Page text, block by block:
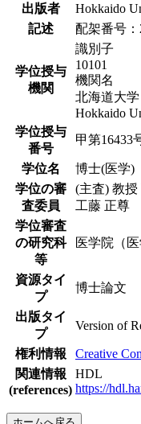
出版者
Hokkaido
記述
配架番号：
学位授与
機関
識別子
10101
機関名
北海道大学
Hokkaido
学位授与
番号
甲第16433
学位名
博士(医学)
学位の審
査委員
(主査) 教
工藤 正尊
学位審査
の研究科
等
医学院（医
資源タイ
プ
博士論文
出版タイ
プ
Version of
権利情報
Creative
関連情報
(references)
HDL
https://